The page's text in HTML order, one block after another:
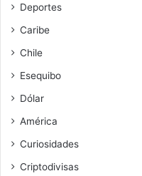
Deportes
Caribe
Chile
Esequibo
Dólar
América
Curiosidades
Criptodivisas